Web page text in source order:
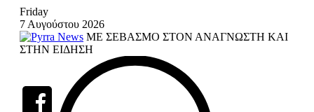
Skip
content
Friday
7 Αυγούστου 2026
ΜΕ ΣΕΒΑΣΜΟ ΣΤΟΝ ΑΝΑΓΝΩΣΤΗ ΚΑΙ
ΣΤΗΝ ΕΙΔΗΣΗ